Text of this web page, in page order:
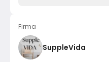
Firma
SuppleVida